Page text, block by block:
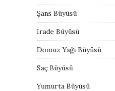
Şans Büyüsü
İrade Büyüsü
Domuz Yağı Büyüsü
Saç Büyüsü
Yumurta Büyüsü